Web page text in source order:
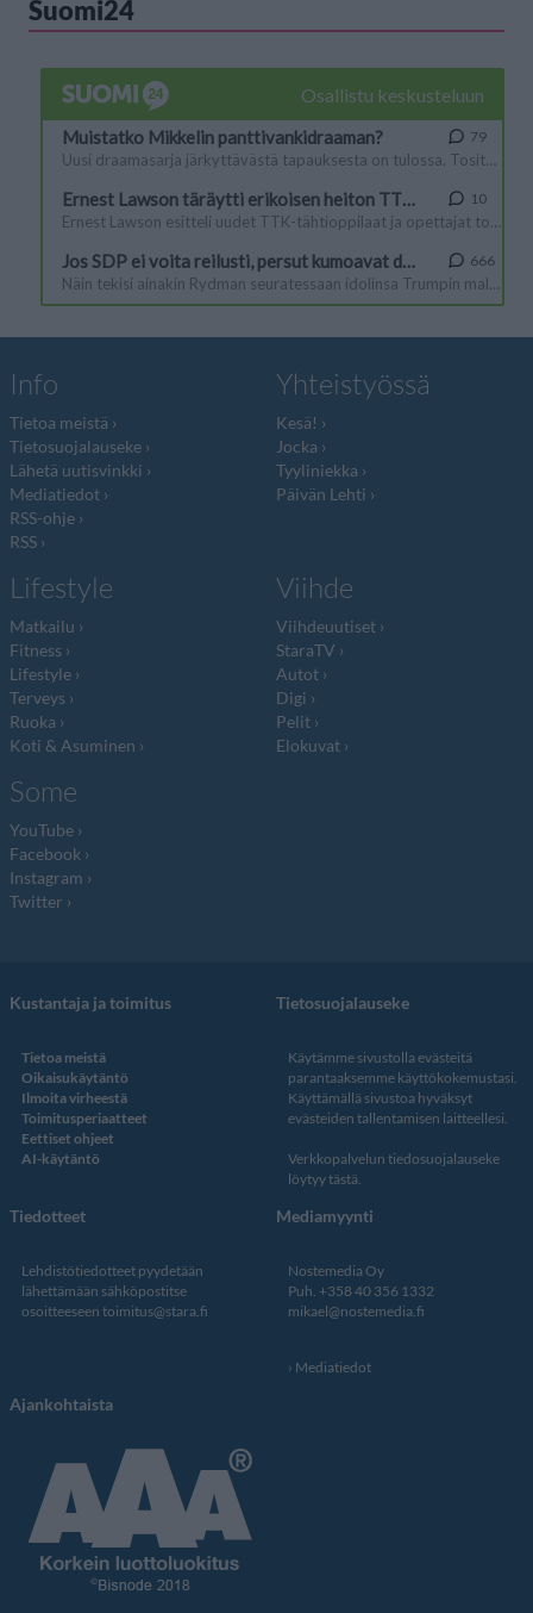
Suomi24
Info
Tietoa meistä
Tietosuojalauseke
Lähetä uutisvinkki
Mediatiedot
RSS-ohje
RSS
Yhteistyössä
Kesä!
Jocka
Tyyliniekka
Päivän Lehti
Lifestyle
Matkailu
Fitness
Lifestyle
Terveys
Ruoka
Koti & Asuminen
Viihde
Viihdeuutiset
StaraTV
Autot
Digi
Pelit
Elokuvat
Some
YouTube
Facebook
Instagram
Twitter
Kustantaja ja toimitus
Tietoa meistä
Oikaisukäytäntö
Ilmoita virheestä
Toimitusperiaatteet
Eettiset ohjeet
AI-käytäntö
Tietosuojalauseke
Käytämme sivustolla evästeitä
parantaaksemme käyttökokemustasi.
Käyttämällä sivustoa hyväksyt
evästeiden tallentamisen laitteellesi.
Verkkopalvelun tiedosuojalauseke
löytyy tästä.
Tiedotteet
Lehdistötiedotteet pyydetään
lähettämään sähköpostitse
osoitteeseen toimitus@stara.fi
Mediamyynti
Nostemedia Oy
Puh. +358 40 356 1332
mikael@nostemedia.fi
Mediatiedot
Ajankohtaista